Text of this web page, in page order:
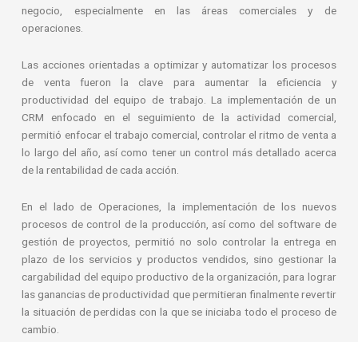
negocio, especialmente en las áreas comerciales y de
operaciones.
Las acciones orientadas a optimizar y automatizar los procesos
de venta fueron la clave para aumentar la eficiencia y
productividad del equipo de trabajo. La implementación de un
CRM enfocado en el seguimiento de la actividad comercial,
permitió enfocar el trabajo comercial, controlar el ritmo de venta a
lo largo del año, así como tener un control más detallado acerca
de la rentabilidad de cada acción.
En el lado de Operaciones, la implementación de los nuevos
procesos de control de la producción, así como del software de
gestión de proyectos, permitió no solo controlar la entrega en
plazo de los servicios y productos vendidos, sino gestionar la
cargabilidad del equipo productivo de la organización, para lograr
las ganancias de productividad que permitieran finalmente revertir
la situación de perdidas con la que se iniciaba todo el proceso de
cambio.